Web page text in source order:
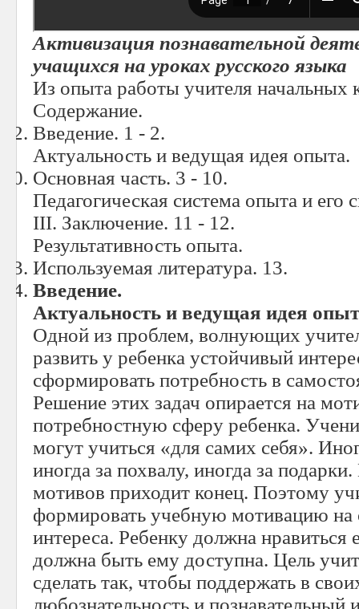
Активизация познавательной
учащихся на уроках русского языка
Из опыта работы учителя начальных
Содержание.
Введение. 1 - 2.
Актуальность и ведущая идея опыта.
Основная часть. 3 - 10.
Педагогическая система опыта и его
III. Заключение. 11 - 12.
Результативность опыта.
Используемая литература. 13.
Введение.
Актуальность и ведущая идея
Одной из проблем, волнующих
развить у ребенка устойчивый
сформировать потребность в
Решение этих задач опирается на
потребностную сферу ребенка.
могут учиться «для самих себя».
иногда за похвалу, иногда за
мотивов приходит конец. Поэтому
формировать учебную мотивацию на
интереса. Ребенку должна нравиться
должна быть ему доступна. Цель
сделать так, чтобы поддержать в
любознательность и познавательный